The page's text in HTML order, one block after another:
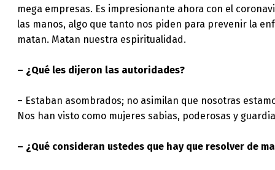
mega empresas. Es impresionante ahora con el
las manos, algo que tanto nos piden para prevenir la
matan. Matan nuestra espiritualidad.
– ¿Qué les dijeron las autoridades?
– Estaban asombrados; no asimilan que nosotras
Nos han visto como mujeres sabias, poderosas y
– ¿Qué consideran ustedes que hay que resolver de